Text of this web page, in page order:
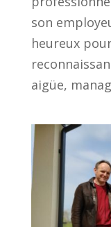
son
heureux
aigüe,